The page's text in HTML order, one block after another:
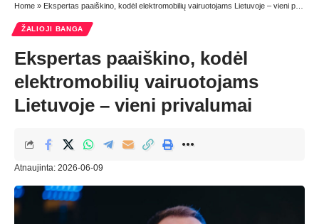
Home » Ekspertas paaiškino, kodėl elektromobilių vairuotojams Lietuvoje – vieni privalumai
ŽALIOJI BANGA
Ekspertas paaiškino, kodėl
elektromobilių vairuotojams
Lietuvoje – vieni privalumai
Atnaujinta: 2026-06-09